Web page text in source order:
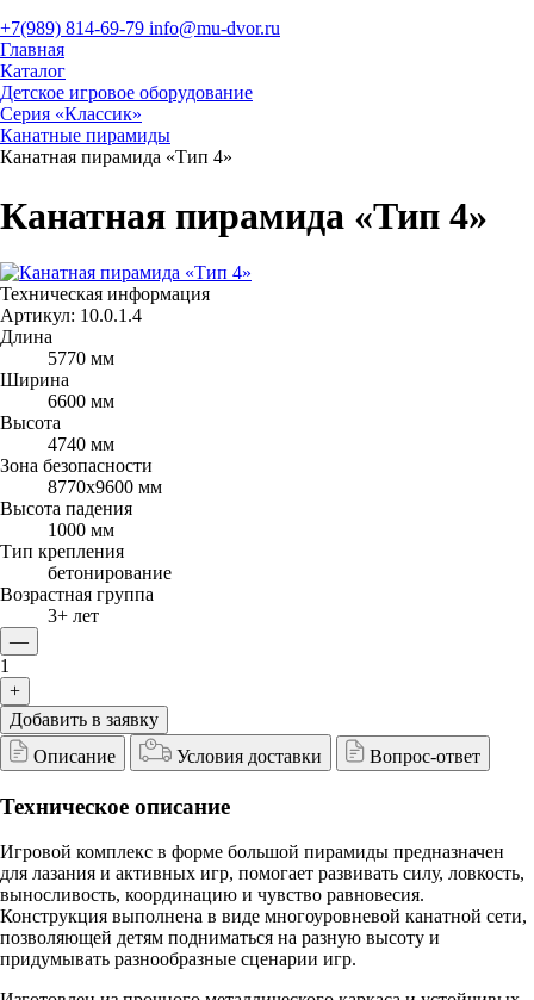
+7(989) 814-69-79 info@mu-dvor.ru
Главная
Каталог
Детское игровое оборудование
Серия «Классик»
Канатные пирамиды
Канатная пирамида «Тип 4»
Канатная пирамида «Тип 4»
Техническая информация
Артикул: 10.0.1.4
Длина
5770 мм
Ширина
6600 мм
Высота
4740 мм
Зона безопасности
8770x9600 мм
Высота падения
1000 мм
Тип крепления
бетонирование
Возрастная группа
3+ лет
—
1
+
Добавить в заявку
Описание
Условия доставки Вопрос-ответ
Техническое описание
Игровой комплекс в форме большой пирамиды предназначен
для лазания и активных игр, помогает развивать силу, ловкость,
выносливость, координацию и чувство равновесия.
Конструкция выполнена в виде многоуровневой канатной сети,
позволяющей детям подниматься на разную высоту и
придумывать разнообразные сценарии игр.